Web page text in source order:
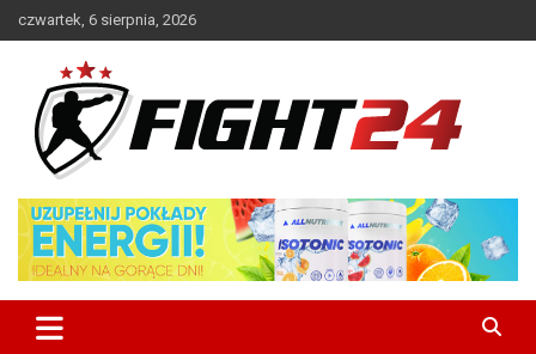
to
czwartek, 6 sierpnia, 2026
FIGHT24.PL – MMA i K-1, UFC